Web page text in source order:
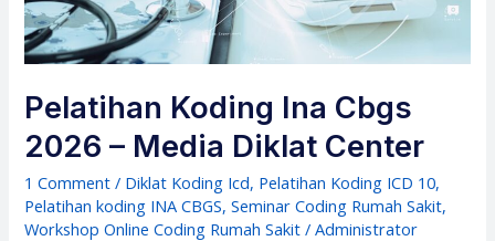
Pelatihan Koding Ina Cbgs
2026 – Media Diklat Center
1 Comment / Diklat Koding Icd, Pelatihan Koding ICD 10,
Pelatihan koding INA CBGS,Seminar Coding Rumah Sakit,
Workshop Online Coding Rumah Sakit /Administrator